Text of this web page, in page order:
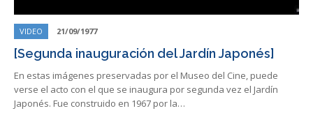
VIDEO 21/09/1977
[Segunda inauguración del Jardín Japonés]
En estas imágenes preservadas por el Museo del Cine, puede
verse el acto con el que se inaugura por segunda vez el Jardín
Japonés. Fue construido en 1967 por la…